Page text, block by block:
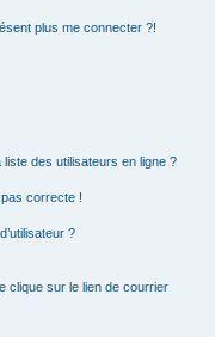
plus me connecter ?!
liste des utilisateurs en ligne ?
pas correcte !
?
clique sur le lien de courrier